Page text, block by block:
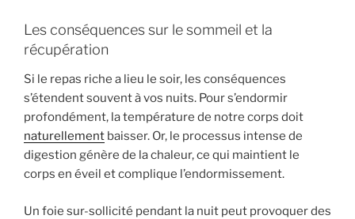
Les conséquences sur le sommeil et la
récupération
Si le repas riche a lieu le soir, les conséquences
s’étendent souvent à vos nuits. Pour s’endormir
profondément, la température de notre corps doit
naturellement baisser. Or, le processus intense de
digestion génère de la chaleur, ce qui maintient le
corps en éveil et complique l’endormissement.
Un foie sur-sollicité pendant la nuit peut provoquer des